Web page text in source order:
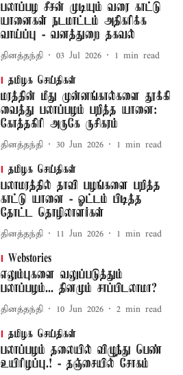
பலாப்பழ சீசன் முடியும் வரை காட்டு
யானைகள் நடமாட்டம் அதிகரிக்க
வாய்ப்பு - வனத்துறை தகவல்
தினத்தந்தி 03 Jul 2026 1 min read
தமிழக செய்திகள்
மரத்தின் மீது முன்னங்கால்களை தூக்கி
வைத்து பலாப்பழம் பறித்த யானை:
கோத்தகிரி அருகே ருசிகரம்
தினத்தந்தி 30 Jun 2026 1 min read
தமிழக செய்திகள்
பலாமரத்தில் தாவி பழங்களை பறித்த
காட்டு யானை - ஓட்டம் பிடித்த
தோட்ட தொழிலாளர்கள்
தினத்தந்தி 11 Jun 2026 1 min read
Webstories
எலும்புகளை வலுப்படுத்தும்
பலாப்பழம்... தினமும் சாப்பிடலாமா?
தினத்தந்தி 10 Jun 2026 2 min read
தமிழக செய்திகள்
பலாப்பழம் தலையில் விழுந்து பெண்
உயிரிழப்பு.! - தஞ்சையில் சோகம்